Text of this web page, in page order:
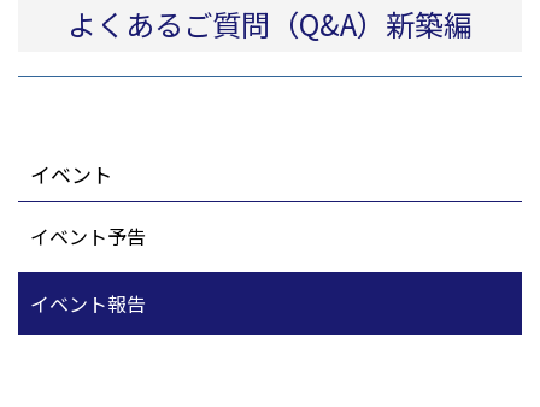
よくあるご質問（Q&A）新築編
イベント
イベント予告
イベント報告